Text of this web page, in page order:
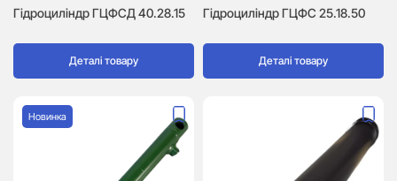
Гідроциліндр ГЦФСД 40.28.15
Деталі товару
Гідроциліндр ГЦФС 25.18.50
Деталі товару
Новинка